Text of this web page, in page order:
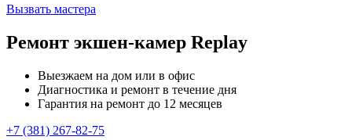
Вызвать мастера
Ремонт экшен-камер Replay
Выезжаем на дом или в офис
Диагностика и ремонт в течение дня
Гарантия на ремонт до 12 месяцев
+7 (381) 267-82-75